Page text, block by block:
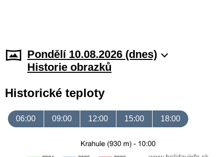
Pondělí 10.08.2026 (dnes)
Historie obrazků
Historické teploty
06:00 09:00 12:00 15:00 18:00